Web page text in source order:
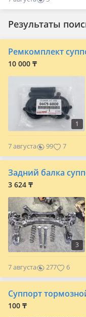
0
Результаты
Ремкомплект
10 000 ₸
1
7 августа 99 7
Задний балка
3 624 ₸
3
7 августа 277 6
Суппорт
100 ₸